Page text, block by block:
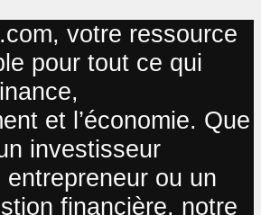
votre ressource
pour tout ce qui
et l’économie. Que
investisseur
ou un
financière, notre